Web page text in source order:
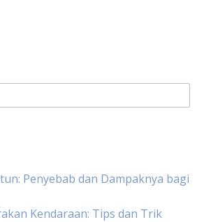
Penyebab dan Dampaknya bagi
Kendaraan: Tips dan Trik